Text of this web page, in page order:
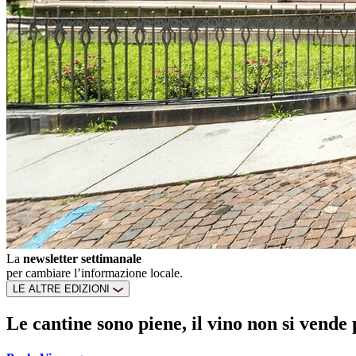
La newsletter settimanale
per cambiare l’informazione locale.
LE ALTRE EDIZIONI
Le cantine sono piene, il vino non si vende